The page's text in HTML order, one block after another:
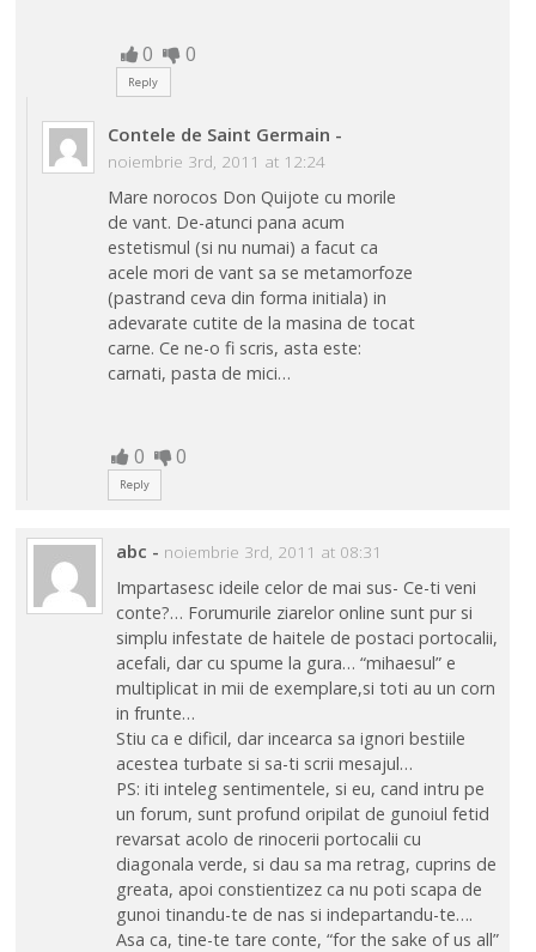
0 0
Reply
Contele de Saint Germain -
noiembrie 3rd, 2011 at 12:24
Mare norocos Don Quijote cu morile
de vant. De-atunci pana acum
estetismul (si nu numai) a facut ca
acele mori de vant sa se metamorfoze
(pastrand ceva din forma initiala) in
adevarate cutite de la masina de tocat
carne. Ce ne-o fi scris, asta este:
carnati, pasta de mici…
0 0
Reply
abc - noiembrie 3rd, 2011 at 08:31
Impartasesc ideile celor de mai sus- Ce-ti veni
conte?… Forumurile ziarelor online sunt pur si
simplu infestate de haitele de postaci portocalii,
acefali, dar cu spume la gura… “mihaesul” e
multiplicat in mii de exemplare,si toti au un corn
in frunte…
Stiu ca e dificil, dar incearca sa ignori bestiile
acestea turbate si sa-ti scrii mesajul…
PS: iti inteleg sentimentele, si eu, cand intru pe
un forum, sunt profund oripilat de gunoiul fetid
revarsat acolo de rinocerii portocalii cu
diagonala verde, si dau sa ma retrag, cuprins de
greata, apoi constientizez ca nu poti scapa de
gunoi tinandu-te de nas si indepartandu-te….
Asa ca, tine-te tare conte, “for the sake of us all”